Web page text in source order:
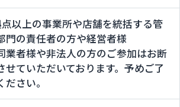
以上の事業所や店舗を統括する管
門の責任者の方や経営者様
業者様や非法人の方のご参加はお断
せていただいております。予めご了
ださい。